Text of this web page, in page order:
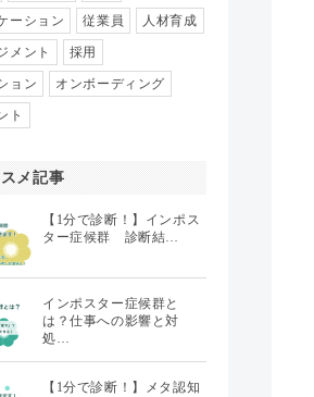
与制度・設計（8）
事異動・配置（7）
ーション 従業員 人材育成
メント 採用
ョン オンボーディング
ト
メ記事
【1分で診断！】インポス
ター症候群 診断結…
インポスター症候群と
は？仕事への影響と対
処…
【1分で診断！】メタ認知